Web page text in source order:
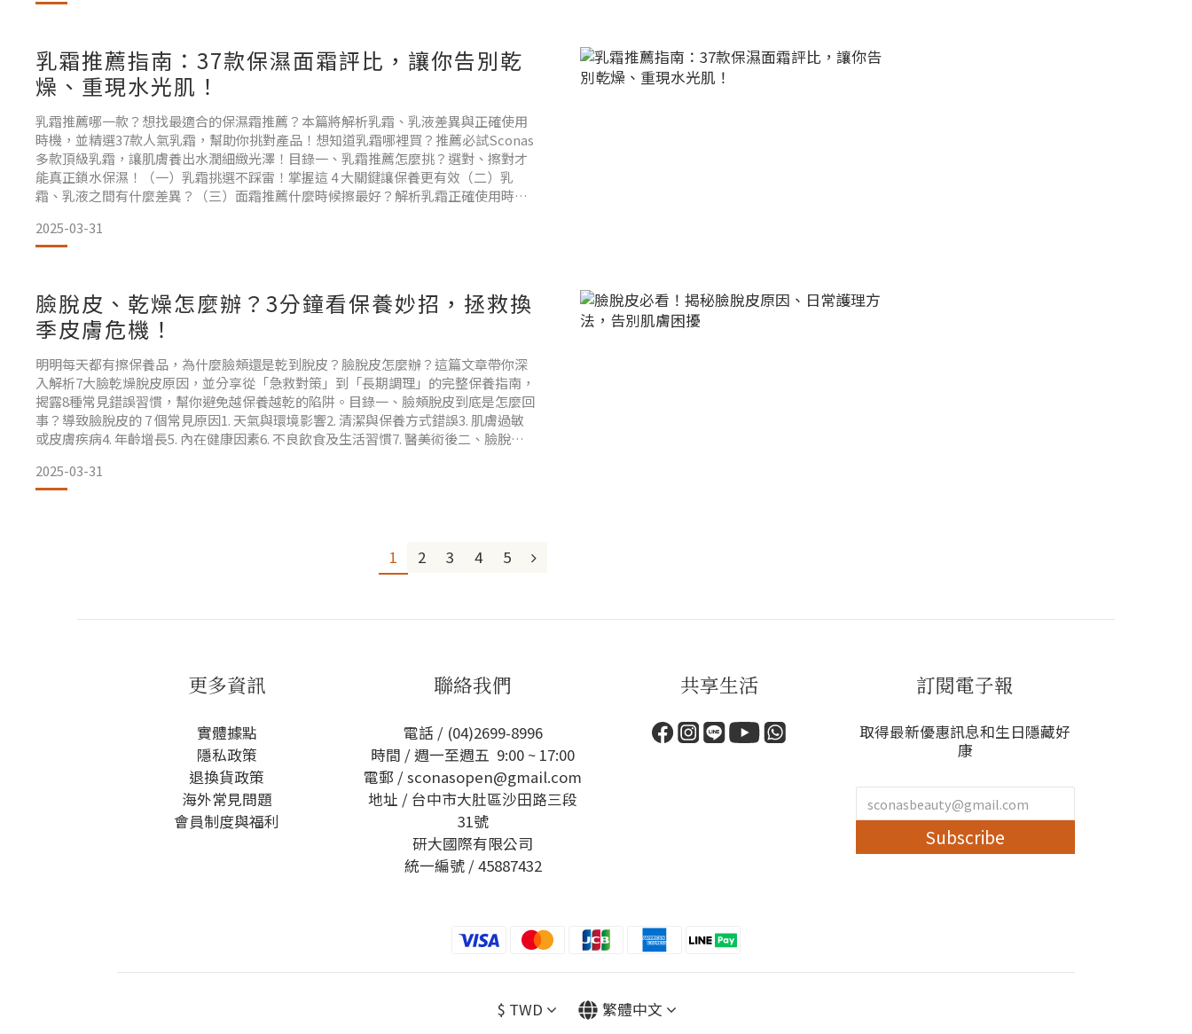
乳霜推薦指南：37款保濕面霜評比，讓你告別乾
燥、重現水光肌！
乳霜推薦哪一款？想找最適合的保濕霜推薦？本篇將解析乳霜、乳液差異與正確使用
時機，並精選37款人氣乳霜，幫助你挑對產品！想知道乳霜哪裡買？推薦必試Sconas
多款頂級乳霜，讓肌膚養出水潤細緻光澤！目錄一、乳霜推薦怎麼挑？選對、擦對才
能真正鎖水保濕！（一）乳霜挑選不踩雷！掌握這 4 大關鍵讓保養更有效（二）乳
霜、乳液之間有什麼差異？（三）面霜推薦什麼時候擦最好？解析乳霜正確使用時機
富勒烯逆齡賦活精華乳（二）Scona
2025-03-31
臉脫皮、乾燥怎麼辦？3分鐘看保養妙招，拯救換
季皮膚危機！
明明每天都有擦保養品，為什麼臉頰還是乾到脫皮？臉脫皮怎麼辦？這篇文章帶你深
入解析7大臉乾燥脫皮原因，並分享從「急救對策」到「長期調理」的完整保養指南，
揭露8種常見錯誤習慣，幫你避免越保養越乾的陷阱。目錄一、臉頰脫皮到底是怎麼回
事？導致臉脫皮的 7 個常見原因1. 天氣與環境影響2. 清潔與保養方式錯誤3. 肌膚過敏
或皮膚疾病4. 年齡增長5. 內在健康因素6. 不良飲食及生活習慣7. 醫美術後二、臉脫皮
保養指南（二）臉脫皮
2025-03-31
1 2 3 4 5
更多資訊
實體據點
隱私政策
退換貨政策
海外常見問題
會員制度與福利
聯絡我們
電話 / (04)2699-8996
時間 / 週一至週五 9:00 ~ 17:00
電郵 / sconasopen@gmail.com
地址 / 台中市大肚區沙田路三段
31號
研大國際有限公司
統一編號 / 45887432
共享生活 訂閱電子報
取得最新優惠訊息和生日隱藏好
康
Subscribe
$ TWD 繁體中文